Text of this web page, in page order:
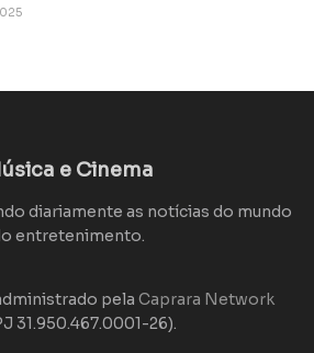
e Cinema
diariamente as notícias do mundo
entretenimento.
pela Caprara Network
31.950.467.0001-26).